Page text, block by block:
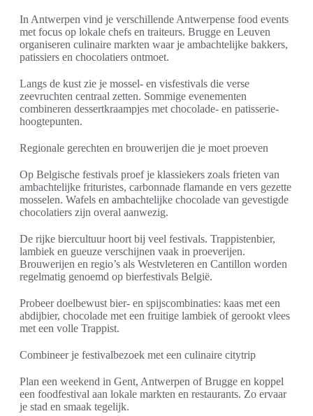
In Antwerpen vind je verschillende Antwerpense food events
met focus op lokale chefs en traiteurs. Brugge en Leuven
organiseren culinaire markten waar je ambachtelijke bakkers,
patissiers en chocolatiers ontmoet.
Langs de kust zie je mossel- en visfestivals die verse
zeevruchten centraal zetten. Sommige evenementen
combineren dessertkraampjes met chocolade- en patisserie-
hoogtepunten.
Regionale gerechten en brouwerijen die je moet proeven
Op Belgische festivals proef je klassiekers zoals frieten van
ambachtelijke frituristes, carbonnade flamande en vers gezette
mosselen. Wafels en ambachtelijke chocolade van gevestigde
chocolatiers zijn overal aanwezig.
De rijke biercultuur hoort bij veel festivals. Trappistenbier,
lambiek en gueuze verschijnen vaak in proeverijen.
Brouwerijen en regio’s als Westvleteren en Cantillon worden
regelmatig genoemd op bierfestivals België.
Probeer doelbewust bier- en spijscombinaties: kaas met een
abdijbier, chocolade met een fruitige lambiek of gerookt vlees
met een volle Trappist.
Combineer je festivalbezoek met een culinaire citytrip
Plan een weekend in Gent, Antwerpen of Brugge en koppel
een foodfestival aan lokale markten en restaurants. Zo ervaar
je stad en smaak tegelijk.